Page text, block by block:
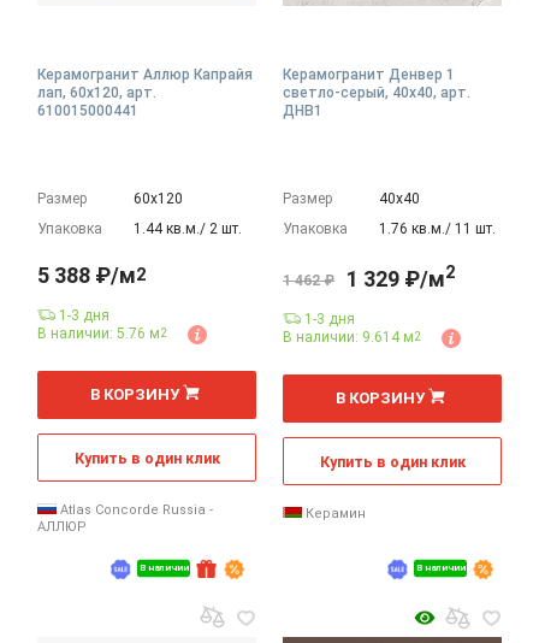
Керамогранит Аллюр Капрайя
лап, 60x120, арт.
610015000441
Размер
60х120
Упаковка
1.44 кв.м./ 2 шт.
В наличии
5 388 ₽/м2
1-3 дня
В наличии: 5.76 м2
м
В КОРЗИНУ
Купить в один клик
Atlas Concorde Russia -
АЛЛЮР
Керамогранит Денвер 1
светло-серый, 40x40, арт.
ДНВ1
Размер
40х40
Упаковка
1.76 кв.м./ 11 шт.
В наличии
1 462 ₽ 1 329 ₽/м2
1-3 дня
В наличии: 9.614 м2
м
В КОРЗИНУ
Купить в один клик
Керамин